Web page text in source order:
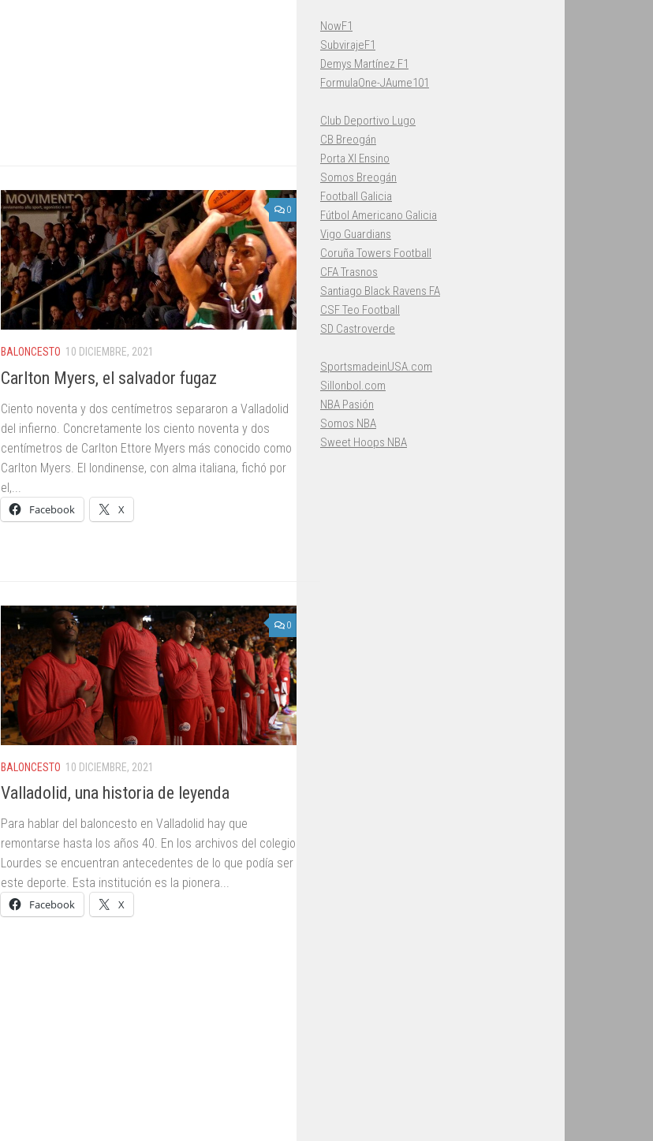
0
BALONCESTO 10 DICIEMBRE, 2021
Carlton Myers, el salvador fugaz
Ciento noventa y dos centímetros separaron a Valladolid
del infierno. Concretamente los ciento noventa y dos
centímetros de Carlton Ettore Myers más conocido como
Carlton Myers. El londinense, con alma italiana, fichó por
el,...
Facebook X
0
BALONCESTO 10 DICIEMBRE, 2021
Valladolid, una historia de leyenda
Para hablar del baloncesto en Valladolid hay que
remontarse hasta los años 40. En los archivos del colegio
Lourdes se encuentran antecedentes de lo que podía ser
este deporte. Esta institución es la pionera...
Facebook X
NowF1
SubvirajeF1
Demys Martínez F1
FormulaOne-JAume101
Club Deportivo Lugo
CB Breogán
Porta XI Ensino
Somos Breogán
Football Galicia
Fútbol Americano Galicia
Vigo Guardians
Coruña Towers Football
CFA Trasnos
Santiago Black Ravens FA
CSF Teo Football
SD Castroverde
SportsmadeinUSA.com
Sillonbol.com
NBA Pasión
Somos NBA
Sweet Hoops NBA